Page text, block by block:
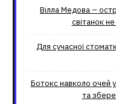
Вілла Медова –
світанок
Для сучасної
Ботокс навколо очей у
та